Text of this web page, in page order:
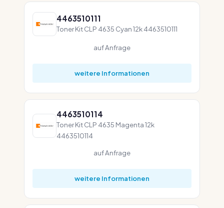
4463510111
Toner Kit CLP 4635 Cyan 12k 4463510111
auf Anfrage
weitere Informationen
4463510114
Toner Kit CLP 4635 Magenta 12k
4463510114
auf Anfrage
weitere Informationen